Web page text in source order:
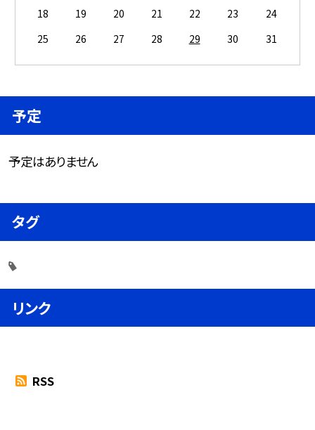
18
19 20 21 22 23
24
25
26 27 28 29 30 31
予定
予定はありません
タグ
リンク
RSS